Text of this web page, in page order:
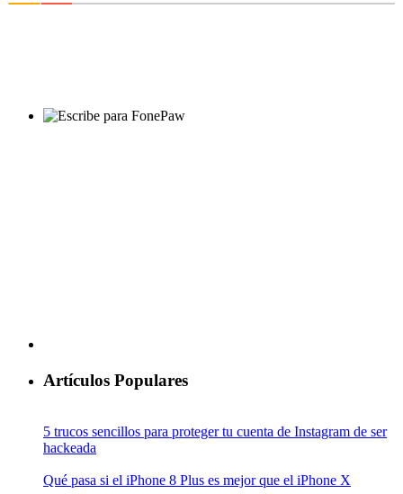
Artículos Populares
5 trucos sencillos para proteger tu cuenta de Instagram de ser
hackeada
Qué pasa si el iPhone 8 Plus es mejor que el iPhone X